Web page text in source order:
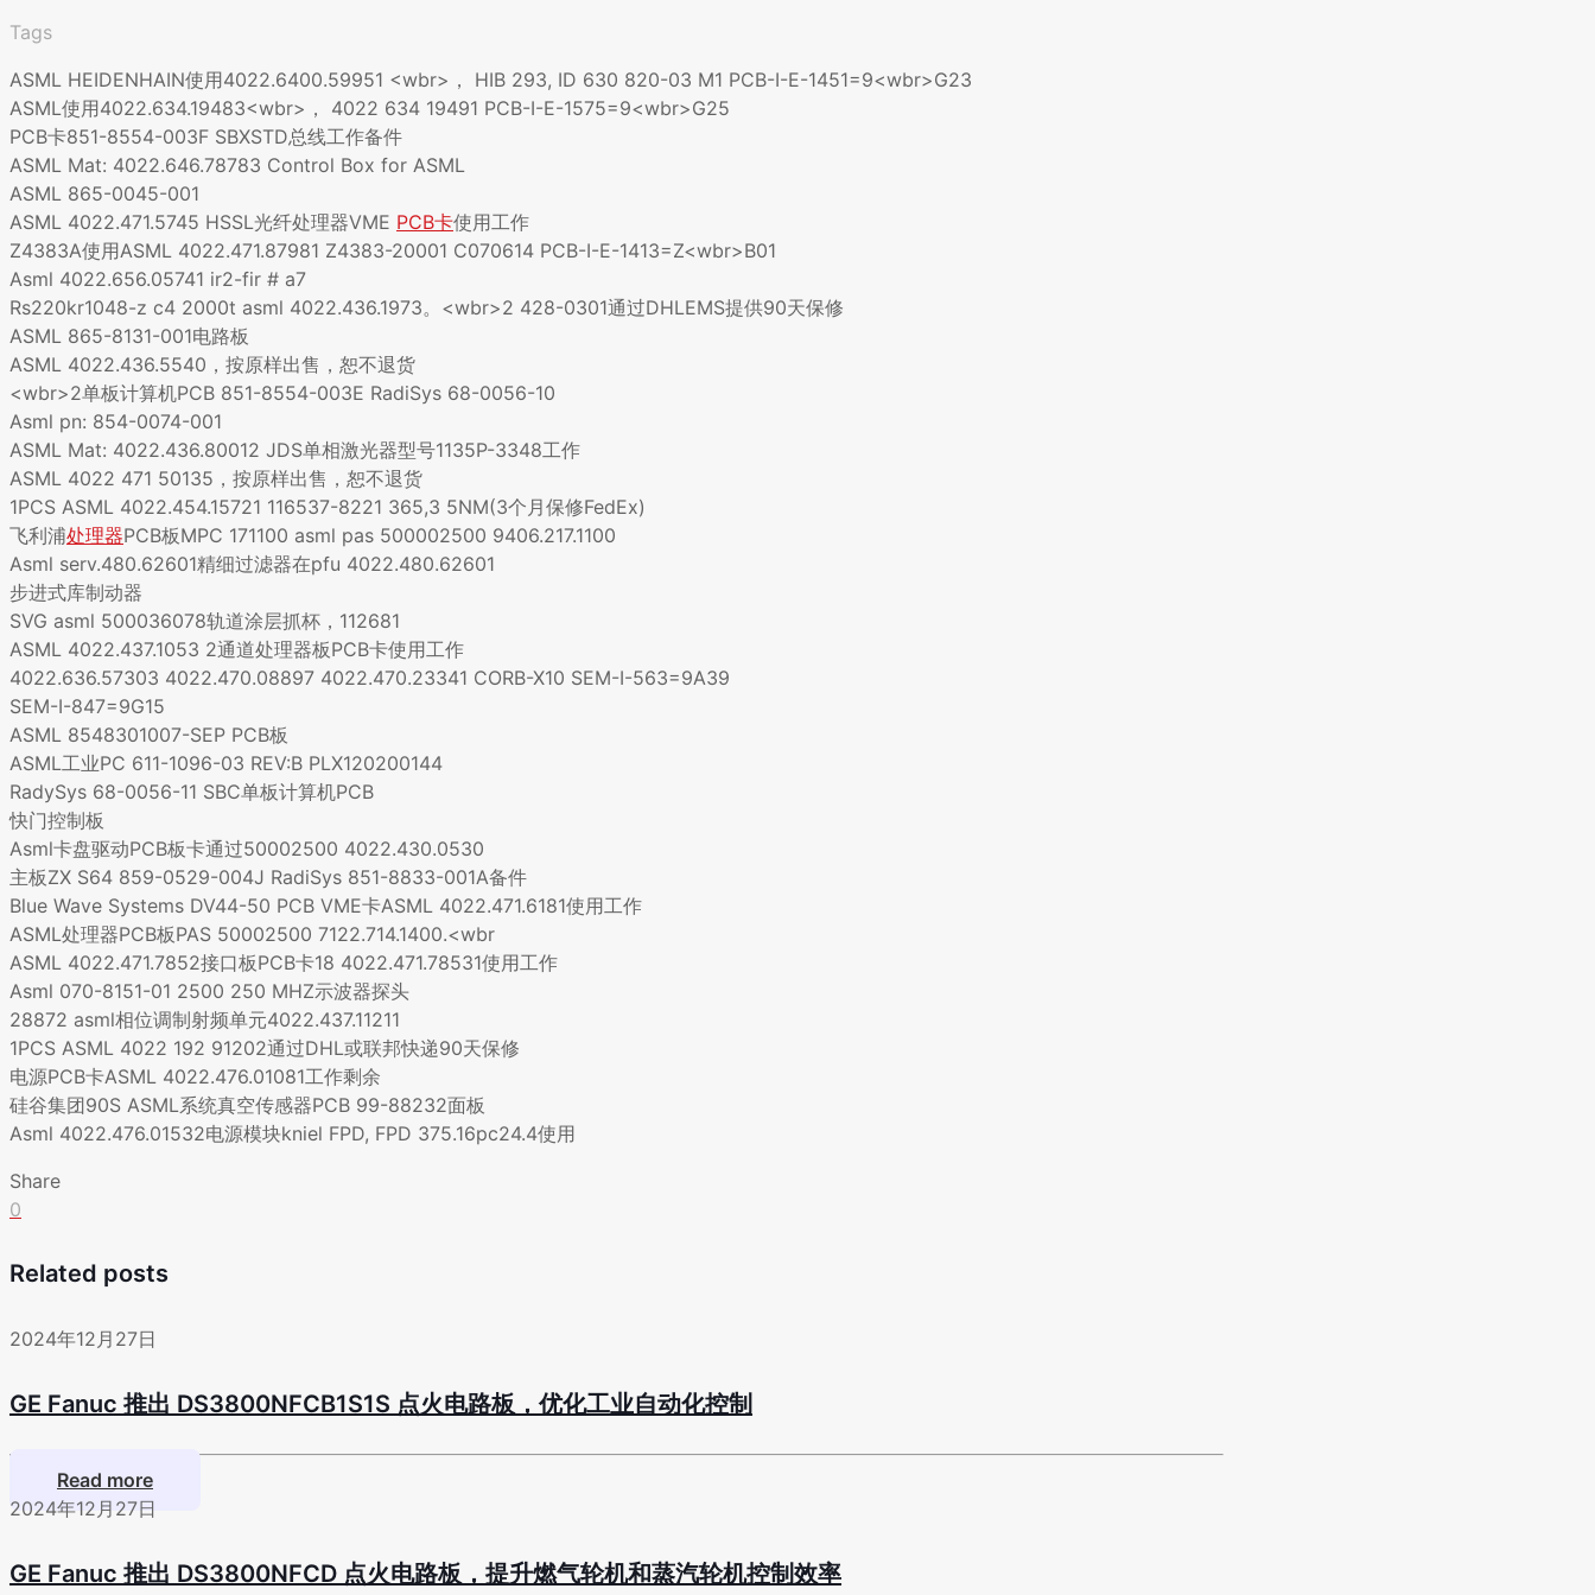
Tags
ASML HEIDENHAIN使用4022.6400.59951 <wbr>， HIB 293, ID 630 820-03 M1 PCB-I-E-1451=9<wbr>G23
ASML使用4022.634.19483<wbr>， 4022 634 19491 PCB-I-E-1575=9<wbr>G25
PCB卡851-8554-003F SBXSTD总线工作备件
ASML Mat: 4022.646.78783 Control Box for ASML
ASML 865-0045-001
ASML 4022.471.5745 HSSL光纤处理器VME PCB卡使用工作
Z4383A使用ASML 4022.471.87981 Z4383-20001 C070614 PCB-I-E-1413=Z<wbr>B01
Asml 4022.656.05741 ir2-fir # a7
Rs220kr1048-z c4 2000t asml 4022.436.1973。<wbr>2 428-0301通过DHLEMS提供90天保修
ASML 865-8131-001电路板
ASML 4022.436.5540，按原样出售，恕不退货
<wbr>2单板计算机PCB 851-8554-003E RadiSys 68-0056-10
Asml pn: 854-0074-001
ASML Mat: 4022.436.80012 JDS单相激光器型号1135P-3348工作
ASML 4022 471 50135，按原样出售，恕不退货
1PCS ASML 4022.454.15721 116537-8221 365,3 5NM(3个月保修FedEx)
飞利浦处理器PCB板MPC 171100 asml pas 500002500 9406.217.1100
Asml serv.480.62601精细过滤器在pfu 4022.480.62601
步进式库制动器
SVG asml 500036078轨道涂层抓杯，112681
ASML 4022.437.1053 2通道处理器板PCB卡使用工作
4022.636.57303 4022.470.08897 4022.470.23341 CORB-X10 SEM-I-563=9A39
SEM-I-847=9G15
ASML 8548301007-SEP PCB板
ASML工业PC 611-1096-03 REV:B PLX120200144
RadySys 68-0056-11 SBC单板计算机PCB
快门控制板
Asml卡盘驱动PCB板卡通过50002500 4022.430.0530
主板ZX S64 859-0529-004J RadiSys 851-8833-001A备件
Blue Wave Systems DV44-50 PCB VME卡ASML 4022.471.6181使用工作
ASML处理器PCB板PAS 50002500 7122.714.1400.<wbr
ASML 4022.471.7852接口板PCB卡18 4022.471.78531使用工作
Asml 070-8151-01 2500 250 MHZ示波器探头
28872 asml相位调制射频单元4022.437.11211
1PCS ASML 4022 192 91202通过DHL或联邦快递90天保修
电源PCB卡ASML 4022.476.01081工作剩余
硅谷集团90S ASML系统真空传感器PCB 99-88232面板
Asml 4022.476.01532电源模块kniel FPD, FPD 375.16pc24.4使用
Share
0
Related posts
2024年12月27日
GE Fanuc 推出 DS3800NFCB1S1S 点火电路板，优化工业自动化控制
Read more
2024年12月27日
GE Fanuc 推出 DS3800NFCD 点火电路板，提升燃气轮机和蒸汽轮机控制效率